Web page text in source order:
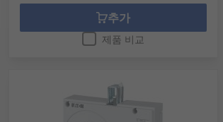
추가
제품 비교